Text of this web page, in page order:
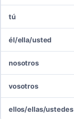
tú
él/ella/usted
nosotros
vosotros
ellos/ellas/ustedes